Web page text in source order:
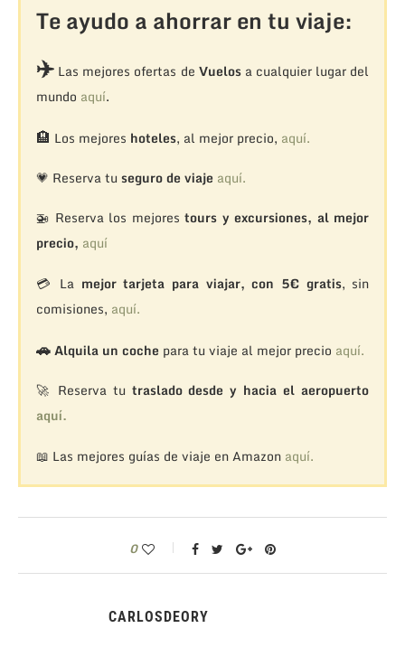
Te ayudo a ahorrar en tu viaje:
✈️Las mejores ofertas de Vuelosa cualquier lugar del
mundo aquí.
🏨 Los mejores hoteles, al mejor precio, aquí.
💗 Reserva tu seguro de viaje aquí.
🚁 Reserva los mejorestours y excursiones, al mejor
precio, aquí
💳 La mejor tarjeta para viajar, con 5€ gratis, sin
comisiones, aquí.
🚗Alquila un coche para tu viaje al mejor precio aquí.
🚀 Reserva tu traslado desde y hacia el aeropuerto
aquí.
📖 Las mejores guías de viaje en Amazon aquí.
0
CARLOSDEORY